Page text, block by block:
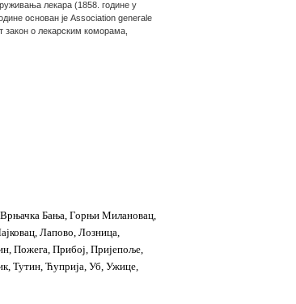
лекара (1858. године у
основан је Association generale
закон о лекарским коморама,
Бања, Горњи Милановац,
Лапово, Лозница,
Пожега, Прибој, Пријепоље,
Тутин, Ћуприја, Уб, Ужице,